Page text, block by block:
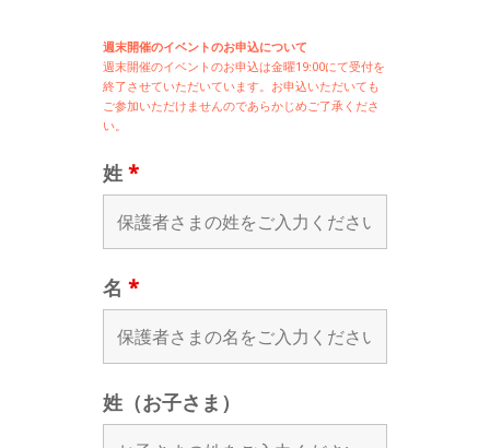
週末開催のイベントのお申込について
週末開催のイベントのお申込は金曜19:00にて受付を
終了させていただいています。お申込いただいても
ご参加いただけませんのであらかじめご了承くださ
い。
姓 *
名 *
姓（お子さま）